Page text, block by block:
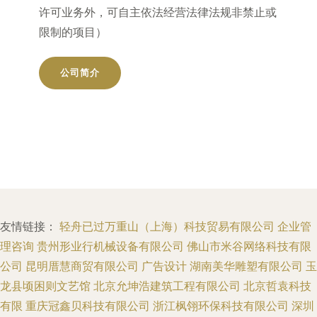
许可业务外，可自主依法经营法律法规非禁止或
限制的项目）
公司简介
友情链接： 轻舟已过万重山（上海）科技贸易有限公司 企业管
理咨询 贵州形业行机械设备有限公司 佛山市米谷网络科技有限
公司 昆明厝慧商贸有限公司 广告设计 湖南美华雕塑有限公司 玉
龙县顷困则文艺馆 北京允坤浩建筑工程有限公司 北京哲袁科技
有限 重庆冠鑫贝科技有限公司 浙江枫翎环保科技有限公司 深圳